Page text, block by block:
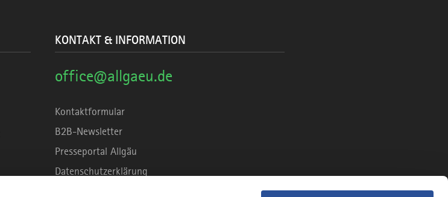
KONTAKT & INFORMATION
office@allgaeu.de
Kontaktformular
B2B-Newsletter
Presseportal Allgäu
Datenschutzerklärung